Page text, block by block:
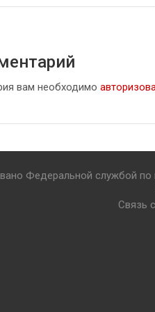
вам необходимо
Федеральной службой
Связь